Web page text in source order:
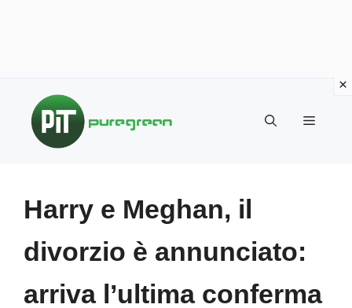
contenuto
MENU
Harry e Meghan, il
divorzio è annunciato:
arriva l’ultima conferma